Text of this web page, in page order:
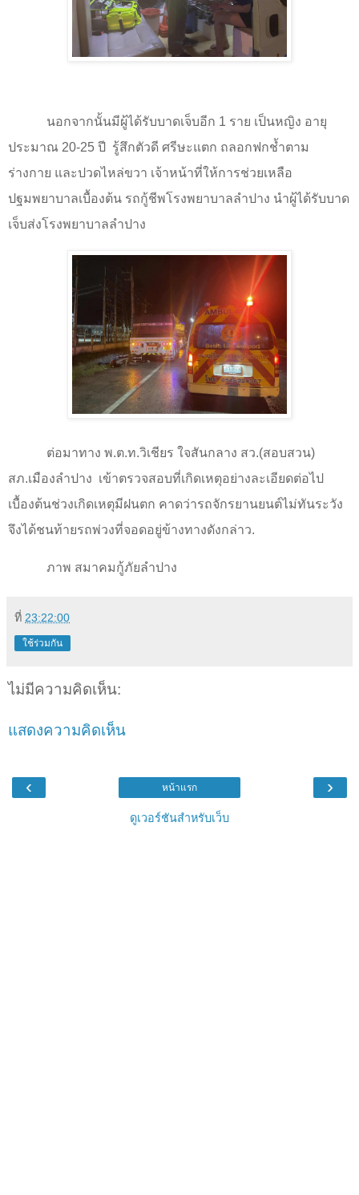
นอกจากนั้นมีผู้ได้รับบาดเจ็บอีก 1 ราย เป็นหญิง อายุ
ประมาณ 20-25 ปี
รู้สึกตัวดี ศรีษะแตก ถลอกฟกช้ำตาม
ร่างกาย และปวดไหล่ขวา เจ้าหน้าที่ให้การช่วยเหลือ
ปฐมพยาบาลเบื้องต้น รถกู้ชีพโรงพยาบาลลำปาง นำผู้ได้รับบาด
เจ็บส่งโรงพยาบาลลำปาง
ต่อมาทาง พ.ต.ท.วิเชียร ใจสันกลาง สว.(สอบสวน)
สภ.เมืองลำปาง เข้าตรวจสอบที่เกิดเหตุอย่างละเอียดต่อไป
เบื้องต้นช่วงเกิดเหตุมีฝนตก คาดว่ารถจักรยานยนต์ไม่ทันระวัง
จึงได้ชนท้ายรถพ่วงที่จอดอยู่ข้างทางดังกล่าว.
ภาพ สมาคมกู้ภัยลำปาง
ที่ 23:22:00
ใช้ร่วมกัน
ไม่มีความคิดเห็น:
แสดงความคิดเห็น
‹ ›
หน้าแรก
ดูเวอร์ชันสำหรับเว็บ